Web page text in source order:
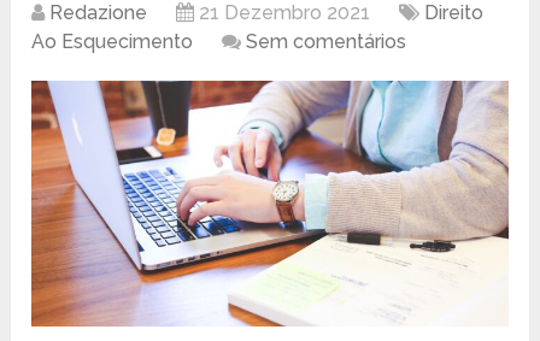
Redazione 21 Dezembro 2021
Direito
Ao Esquecimento
Sem comentários